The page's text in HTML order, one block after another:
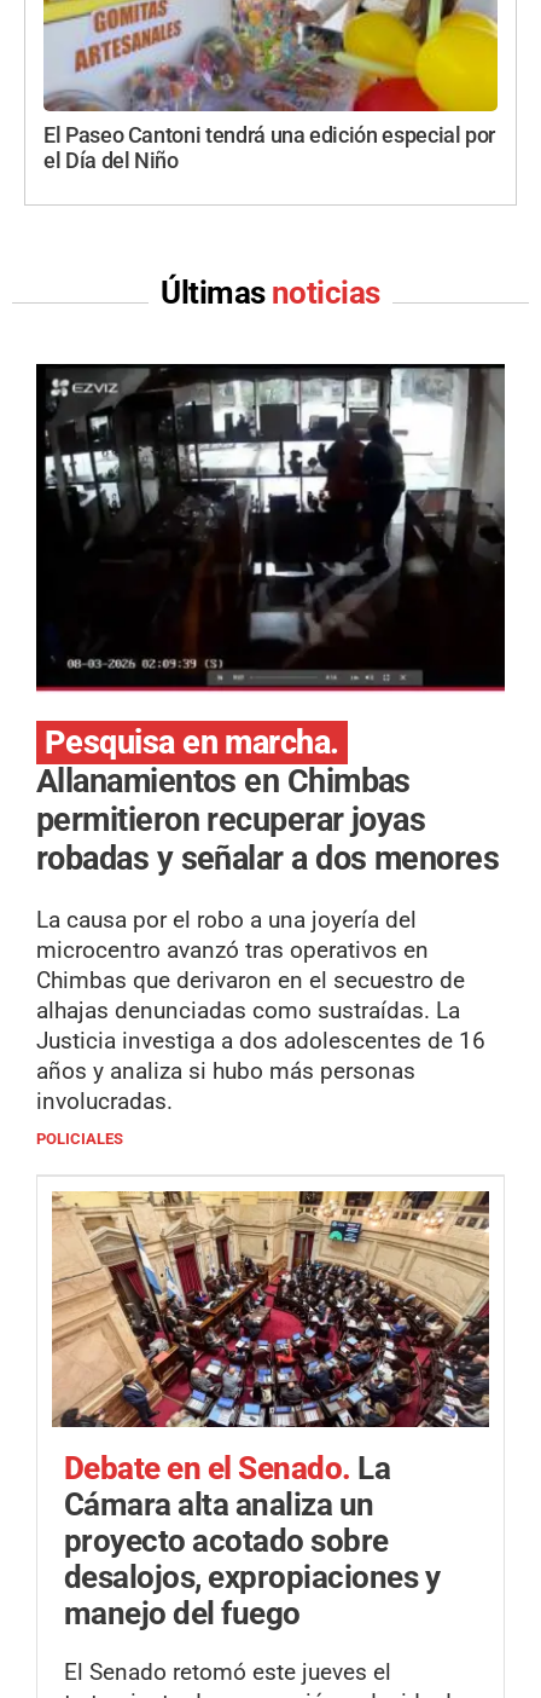
El Paseo Cantoni tendrá una edición especial por
el Día del Niño
Últimas noticias
Pesquisa en marcha.
Allanamientos en Chimbas
permitieron recuperar joyas
robadas y señalar a dos menores
La causa por el robo a una joyería del
microcentro avanzó tras operativos en
Chimbas que derivaron en el secuestro de
alhajas denunciadas como sustraídas. La
Justicia investiga a dos adolescentes de 16
años y analiza si hubo más personas
involucradas.
POLICIALES
Debate en el Senado. La
Cámara alta analiza un
proyecto acotado sobre
desalojos, expropiaciones y
manejo del fuego
El Senado retomó este jueves el